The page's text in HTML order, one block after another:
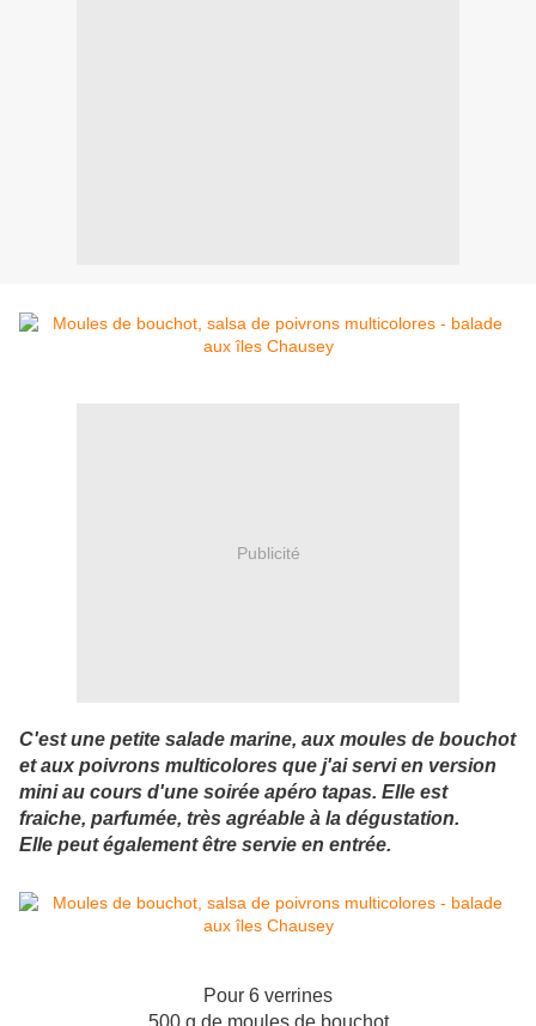
Publicité
C'est une petite salade marine, aux moules de bouchot
et aux poivrons multicolores que j'ai servi en version
mini au cours d'une soirée apéro tapas. Elle est
fraiche, parfumée, très agréable à la dégustation.
Elle peut également être servie en entrée.
Pour 6 verrines